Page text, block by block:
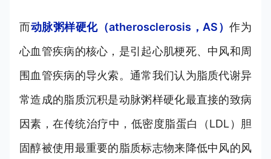
而动脉粥样硬化（atherosclerosis，AS）作为
心血管疾病的核心，是引起心肌梗死、中风和周
围血管疾病的导火索。通常我们认为脂质代谢异
常造成的脂质沉积是动脉粥样硬化最直接的致病
因素，在传统治疗中，低密度脂蛋白（LDL）胆
固醇被使用最重要的脂质标志物来降低中风的风